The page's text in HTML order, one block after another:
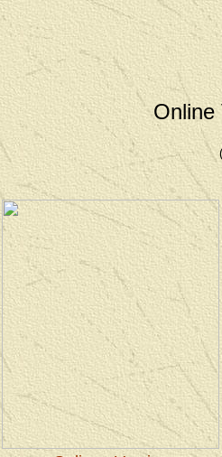
Online